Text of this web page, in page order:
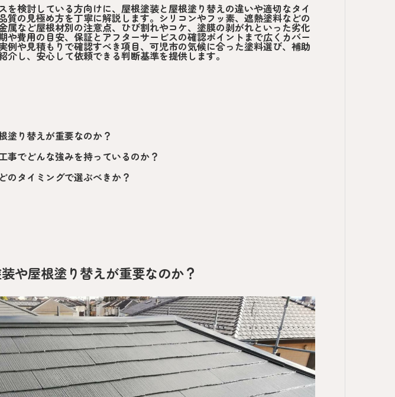
を検討している方向けに、屋根塗装と屋根塗り替えの違いや適切なタイ
質の見極め方を丁寧に解説します。シリコンやフッ素、遮熱塗料などの
属など屋根材別の注意点、ひび割れやコケ、塗膜の剥がれといった劣化
や費用の目安、保証とアフターサービスの確認ポイントまで広くカバー
例や見積もりで確認すべき項目、可児市の気候に合った塗料選び、補助
介し、安心して依頼できる判断基準を提供します。
塗り替えが重要なのか？
事でどんな強みを持っているのか？
のタイミングで選ぶべきか？
や屋根塗り替えが重要なのか？